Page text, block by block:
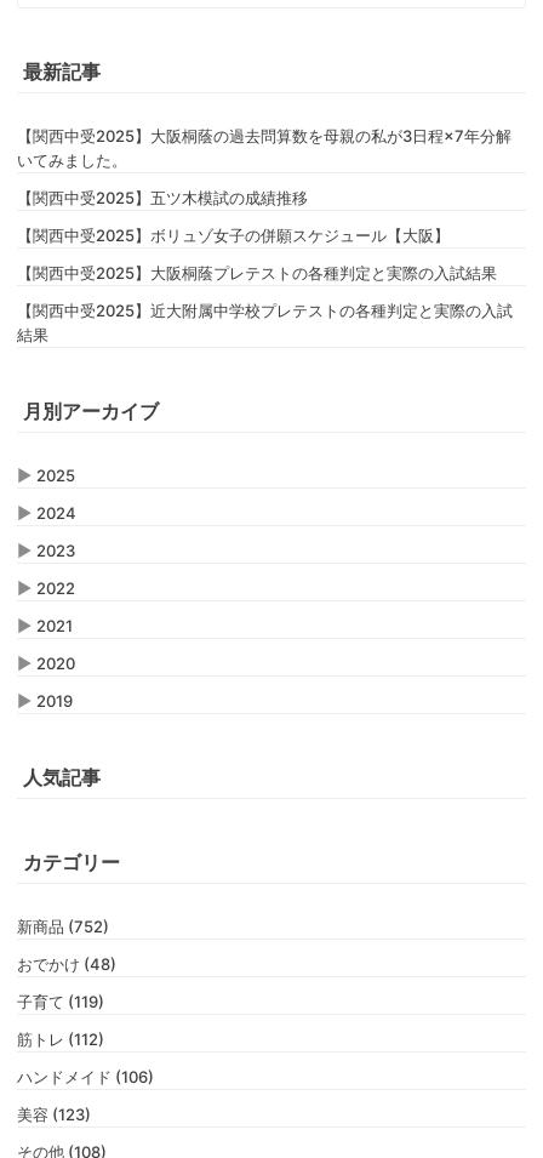
最新記事
【関西中受2025】大阪桐蔭の過去問算数を母親の私が3日程×7年分解
いてみました。
【関西中受2025】五ツ木模試の成績推移
【関西中受2025】ボリュゾ女子の併願スケジュール【大阪】
【関西中受2025】大阪桐蔭プレテストの各種判定と実際の入試結果
【関西中受2025】近大附属中学校プレテストの各種判定と実際の入試
結果
月別アーカイブ
▶ 2025
▶ 2024
▶ 2023
▶ 2022
▶ 2021
▶ 2020
▶ 2019
人気記事
カテゴリー
新商品 (752)
おでかけ (48)
子育て (119)
筋トレ (112)
ハンドメイド (106)
美容 (123)
その他 (108)